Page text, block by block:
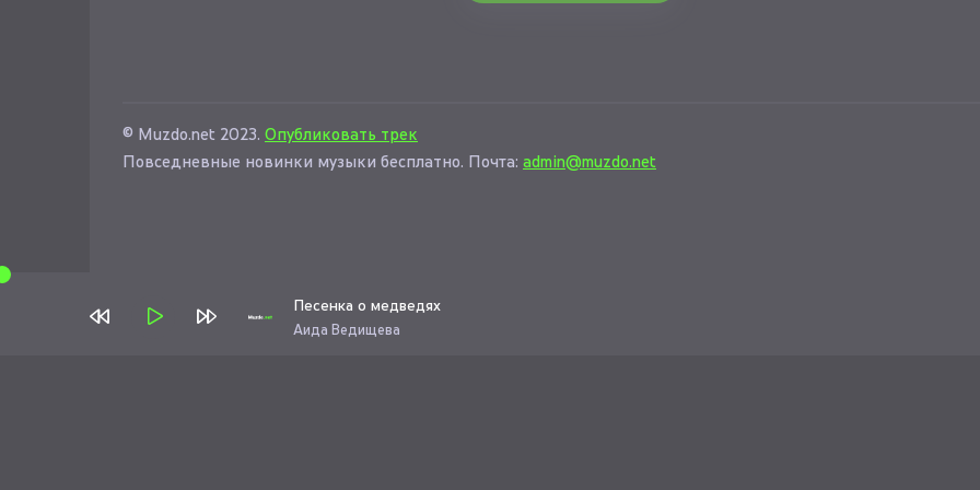
© Muzdo.net 2023. Опубликовать трек
Повседневные новинки музыки бесплатно. Почта: admin@muzdo.net
Песенка о медведях
Аида Ведищева